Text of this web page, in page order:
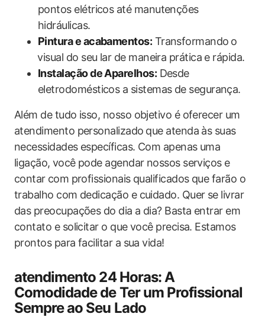
pontos elétricos até manutenções
hidráulicas.
Pintura e acabamentos: Transformando ⁢o
⁣visual do seu lar de maneira​ prática e rápida.
Instalação de Aparelhos: ​Desde
eletrodomésticos a sistemas de segurança.
Além de tudo isso, nosso objetivo é oferecer um
atendimento personalizado⁣ que atenda às suas
necessidades específicas. ‌Com apenas uma
ligação, ⁤você pode agendar nossos serviços e
‌contar ⁤com profissionais qualificados que farão o
trabalho com dedicação e cuidado. ‍Quer​ se livrar
das preocupações do‌ dia‌ a dia? Basta entrar em
contato e solicitar o que você precisa. ​Estamos
prontos ‍para facilitar a sua vida!
atendimento 24 Horas: A
Comodidade de Ter um Profissional
Sempre ao Seu Lado